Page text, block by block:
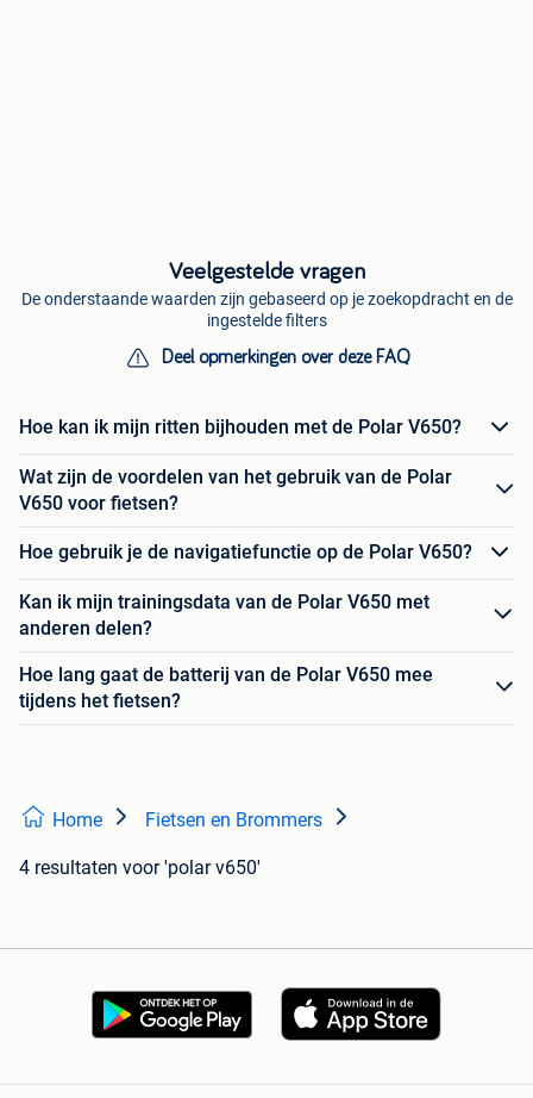
Veelgestelde vragen
De onderstaande waarden zijn gebaseerd op je zoekopdracht en de
ingestelde filters
Deel opmerkingen over deze FAQ
Hoe kan ik mijn ritten bijhouden met de Polar V650?
Wat zijn de voordelen van het gebruik van de Polar
V650 voor fietsen?
Hoe gebruik je de navigatiefunctie op de Polar V650?
Kan ik mijn trainingsdata van de Polar V650 met
anderen delen?
Hoe lang gaat de batterij van de Polar V650 mee
tijdens het fietsen?
Home Fietsen en Brommers
4 resultaten voor 'polar v650'